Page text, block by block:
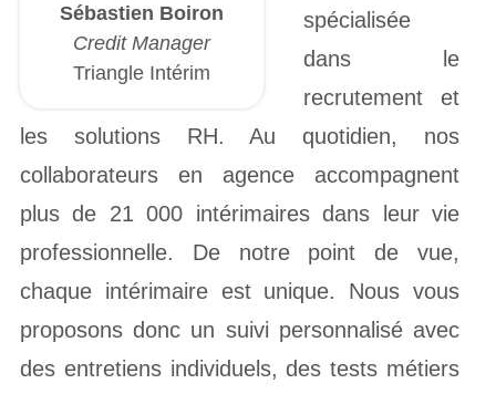
Sébastien Boiron
Credit Manager
Triangle Intérim
spécialisée
dans le
recrutement et
les solutions RH. Au quotidien, nos
collaborateurs en agence accompagnent
plus de 21 000 intérimaires dans leur vie
professionnelle. De notre point de vue,
chaque intérimaire est unique. Nous vous
proposons donc un suivi personnalisé avec
des entretiens individuels, des tests métiers